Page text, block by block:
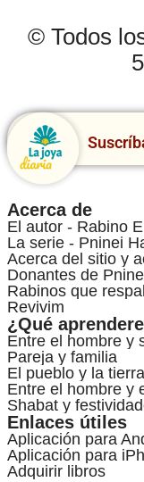
© Todos
Acerca de
El autor - Rabino
La serie - Pninei
Acerca del sitio y
Donantes de
Rabinos que
Revivim
¿Qué
Entre el hombre y
Pareja y familia
El pueblo y la tierra
Entre el hombre y
Shabat y
Enlaces útiles
Aplicación para
Aplicación para
Adquirir libros